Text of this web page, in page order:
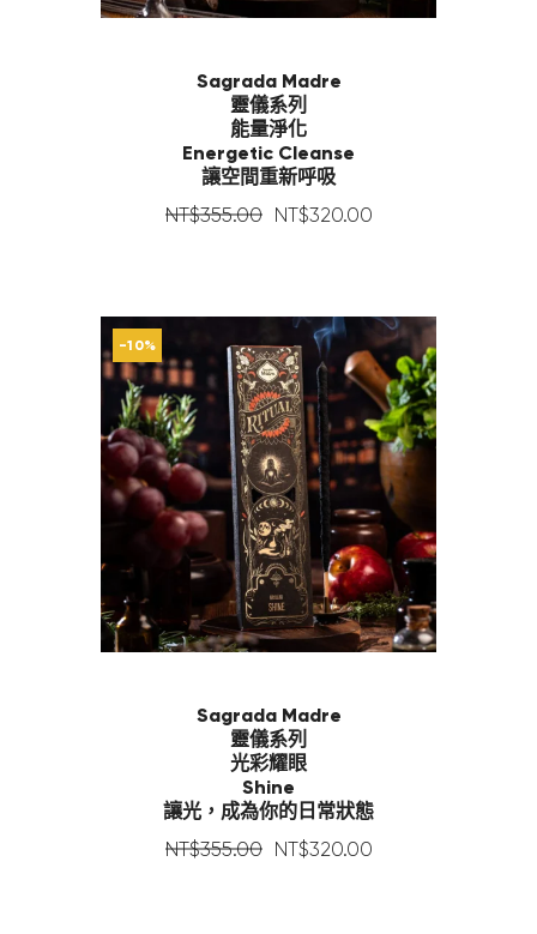
Sagrada Madre
靈儀系列
能量淨化
Energetic Cleanse
讓空間重新呼吸
NT$355.00 NT$320.00
-10%
Sagrada Madre
靈儀系列
光彩耀眼
Shine
讓光，成為你的日常狀態
NT$355.00 NT$320.00